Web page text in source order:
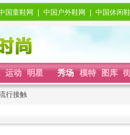
国童鞋网 中国户外鞋网 中国休闲
运动 明星 秀场 模特 图库
行接触